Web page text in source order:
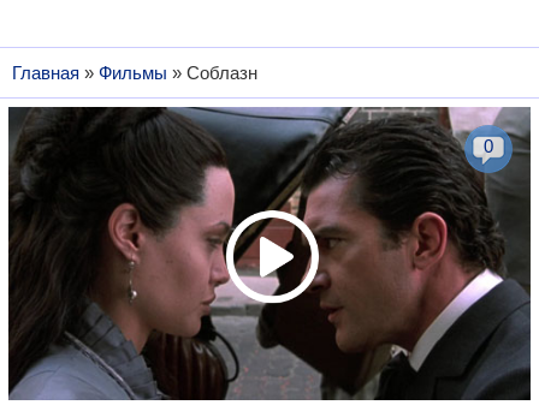
Главная » Фильмы » Соблазн
0